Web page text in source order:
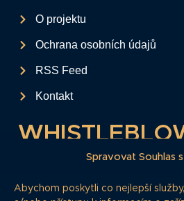
Spravovat Souhlas
Abychom poskytli co nejlepší
O projektu
Ochrana osobních údajů
RSS Feed
Kontakt
Tento formulář slouží k
dluhopisům.